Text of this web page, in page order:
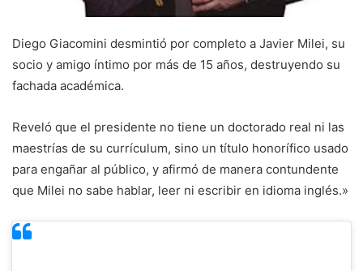
Diego Giacomini desmintió por completo a Javier Milei, su
socio y amigo íntimo por más de 15 años, destruyendo su
fachada académica.
Reveló que el presidente no tiene un doctorado real ni las
maestrías de su currículum, sino un título honorífico usado
para engañar al público, y afirmó de manera contundente
que Milei no sabe hablar, leer ni escribir en idioma inglés.»